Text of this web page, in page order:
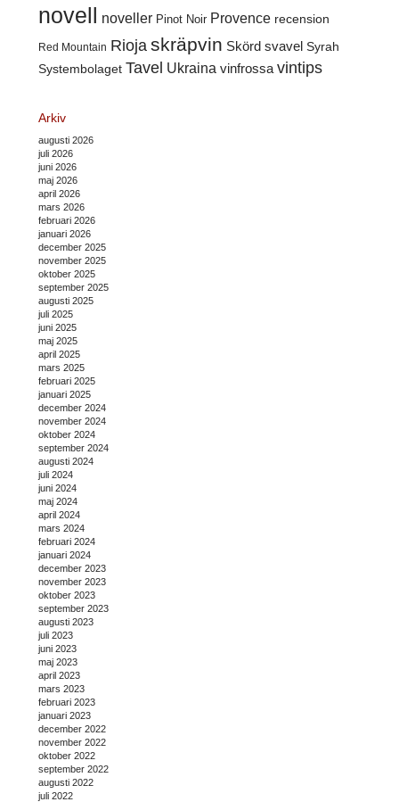
novell noveller Pinot Noir Provence recension
Red Mountain Rioja skräpvin Skörd svavel Syrah
Systembolaget Tavel Ukraina vinfrossa vintips
Arkiv
augusti 2026
juli 2026
juni 2026
maj 2026
april 2026
mars 2026
februari 2026
januari 2026
december 2025
november 2025
oktober 2025
september 2025
augusti 2025
juli 2025
juni 2025
maj 2025
april 2025
mars 2025
februari 2025
januari 2025
december 2024
november 2024
oktober 2024
september 2024
augusti 2024
juli 2024
juni 2024
maj 2024
april 2024
mars 2024
februari 2024
januari 2024
december 2023
november 2023
oktober 2023
september 2023
augusti 2023
juli 2023
juni 2023
maj 2023
april 2023
mars 2023
februari 2023
januari 2023
december 2022
november 2022
oktober 2022
september 2022
augusti 2022
juli 2022